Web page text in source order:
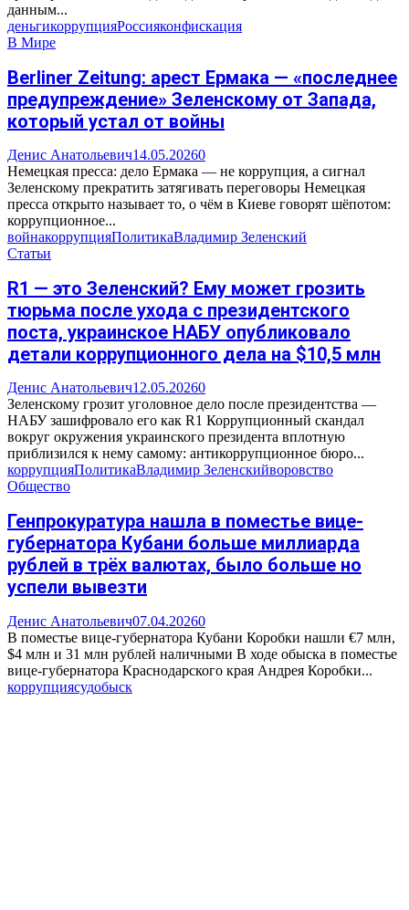
данным...
деньгикоррупцияРоссияконфискация
В Мире
Berliner Zeitung: арест Ермака — «последнее
предупреждение» Зеленскому от Запада,
который устал от войны
Денис Анатольевич14.05.20260
Немецкая пресса: дело Ермака — не коррупция, а сигнал
Зеленскому прекратить затягивать переговоры Немецкая
пресса открыто называет то, о чём в Киеве говорят шёпотом:
коррупционное...
войнакоррупцияПолитикаВладимир Зеленский
Статьи
R1 — это Зеленский? Ему может грозить
тюрьма после ухода с президентского
поста, украинское НАБУ опубликовало
детали коррупционного дела на $10,5 млн
Денис Анатольевич12.05.20260
Зеленскому грозит уголовное дело после президентства —
НАБУ зашифровало его как R1 Коррупционный скандал
вокруг окружения украинского президента вплотную
приблизился к нему самому: антикоррупционное бюро...
коррупцияПолитикаВладимир Зеленскийворовство
Общество
Генпрокуратура нашла в поместье вице-
губернатора Кубани больше миллиарда
рублей в трёх валютах, было больше но
успели вывезти
Денис Анатольевич07.04.20260
В поместье вице-губернатора Кубани Коробки нашли €7 млн,
$4 млн и 31 млн рублей наличными В ходе обыска в поместье
вице-губернатора Краснодарского края Андрея Коробки...
коррупциясудобыск